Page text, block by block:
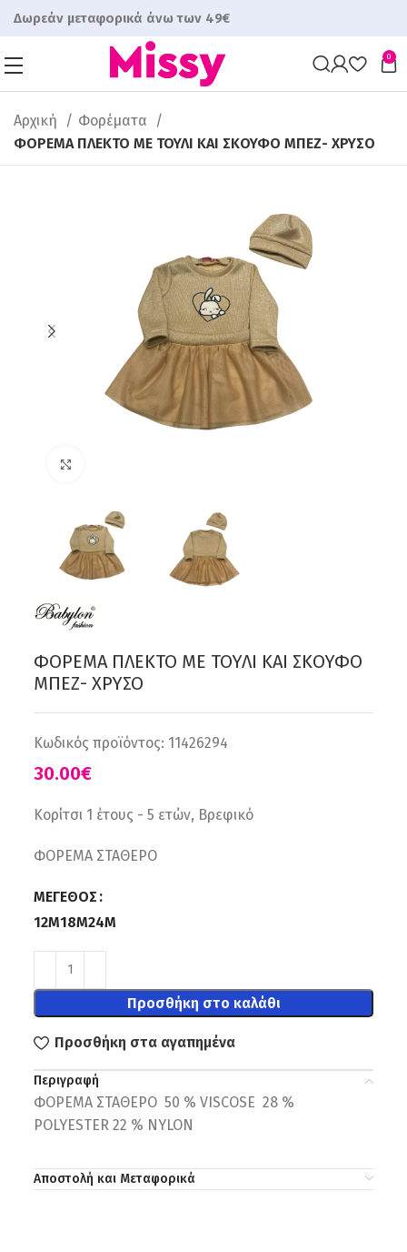
Δωρεάν μεταφορικά άνω των 49€
0
Αρχική
Φορέματα
ΦΟΡΕΜΑ ΠΛΕΚΤΟ ΜΕ ΤΟΥΛΙ ΚΑΙ ΣΚΟΥΦΟ ΜΠΕΖ- ΧΡΥΣΟ
ΦΟΡΕΜΑ ΠΛΕΚΤΟ ΜΕ ΤΟΥΛΙ ΚΑΙ ΣΚΟΥΦΟ
ΜΠΕΖ- ΧΡΥΣΟ
Κωδικός προϊόντος: 11426294
€
Κορίτσι 1 έτους - 5 ετών, Βρεφικό
ΦΟΡΕΜΑ ΣΤΑΘΕΡΟ
ΜΈΓΕΘΟΣ
12M18M24M
Προσθήκη στο καλάθι
Προσθήκη στα αγαπημένα
Περιγραφή
ΦΟΡΕΜΑ ΣΤΑΘΕΡΟ 50 % VISCOSE 28 %
POLYESTER 22 % NYLON
Αποστολή και Μεταφορικά